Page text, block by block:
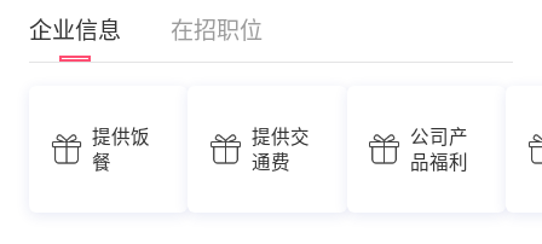
企业信息 在招职位
提供饭
餐
提供交
通费
公司产
品福利